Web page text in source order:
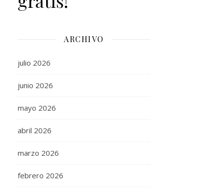
ARCHIVO
julio 2026
junio 2026
mayo 2026
abril 2026
marzo 2026
febrero 2026